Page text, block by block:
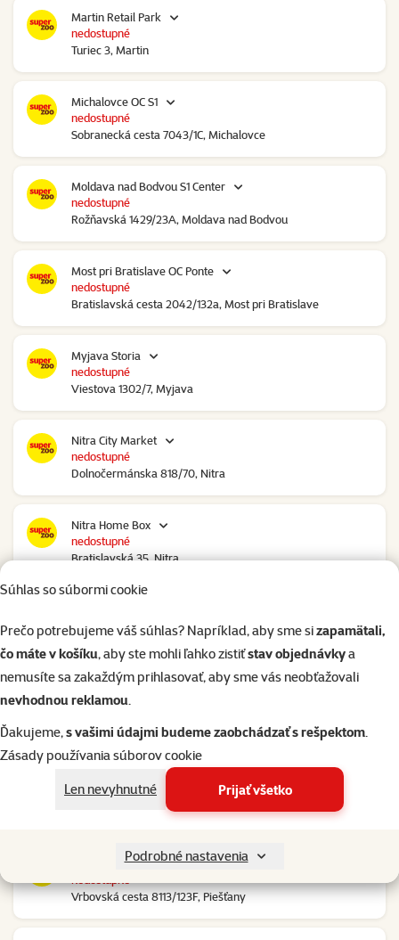
Súhlas so súbormi cookie
Prečo potrebujeme váš súhlas? Napríklad, aby sme sizapamätali,
čo máte v košíku, aby ste mohli ľahko zistiťstav objednávkya
nemusíte sa zakaždým prihlasovať, aby sme vás neobťažovali
nevhodnou reklamou.
Ďakujeme,s vašimi údajmi budeme zaobchádzať s rešpektom.
Zásady používania súborov cookie
Len nevyhnutné
Prijať všetko
Podrobné nastavenia
Martin Retail Park
Turiec 3, Martin
nedostupné
Michalovce OC S1
Sobranecká cesta 7043/1C, Michalovce
nedostupné
Moldava nad Bodvou S1 Center
Rožňavská 1429/23A, Moldava nad Bodvou
nedostupné
Most pri Bratislave OC Ponte
Bratislavská cesta 2042/132a, Most pri Bratislave
nedostupné
Myjava Storia
Viestova 1302/7, Myjava
nedostupné
Nitra City Market
Dolnočermánska 818/70, Nitra
nedostupné
Nitra Home Box
Bratislavská 35, Nitra
nedostupné
Trenčianska 2740/70, Nové Mesto nad Váhom
nedostupné
Nové Zámky Stop Shop
Nitrianska cesta 109, Nové Zámky
Pezinok Bozin Shopping
Šenkvická cesta 4798, Pezinok
nedostupné
Piešťany OC Klokan
Vrbovská cesta 8113/123F, Piešťany